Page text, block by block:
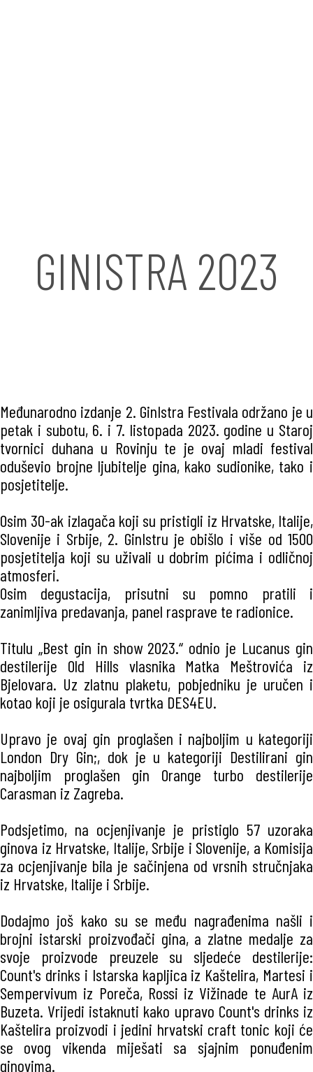
GINISTRA 2023
Međunarodno izdanje 2. GinIstra Festivala održano je u
petak i subotu, 6. i 7. listopada 2023. godine u Staroj
tvornici duhana u Rovinju te je ovaj mladi festival
oduševio brojne ljubitelje gina, kako sudionike, tako i
posjetitelje.
Osim 30-ak izlagača koji su pristigli iz Hrvatske, Italije,
Slovenije i Srbije, 2. GinIstru je obišlo i više od 1500
posjetitelja koji su uživali u dobrim pićima i odličnoj
atmosferi.
Osim degustacija, prisutni su pomno pratili i
zanimljiva predavanja, panel rasprave te radionice.
Titulu „Best gin in show 2023.“ odnio je Lucanus gin
destilerije Old Hills vlasnika Matka Meštrovića iz
Bjelovara. Uz zlatnu plaketu, pobjedniku je uručen i
kotao koji je osigurala tvrtka DES4EU.
Upravo je ovaj gin proglašen i najboljim u kategoriji
London Dry Gin;, dok je u kategoriji Destilirani gin
najboljim proglašen gin Orange turbo destilerije
Carasman iz Zagreba.
Podsjetimo, na ocjenjivanje je pristiglo 57 uzoraka
ginova iz Hrvatske, Italije, Srbije i Slovenije, a Komisija
za ocjenjivanje bila je sačinjena od vrsnih stručnjaka
iz Hrvatske, Italije i Srbije.
Dodajmo još kako su se među nagrađenima našli i
brojni istarski proizvođači gina, a zlatne medalje za
svoje proizvode preuzele su sljedeće destilerije:
Count's drinks i Istarska kapljica iz Kaštelira, Martesi i
Sempervivum iz Poreča, Rossi iz Vižinade te AurA iz
Buzeta. Vrijedi istaknuti kako upravo Count's drinks iz
Kaštelira proizvodi i jedini hrvatski craft tonic koji će
se ovog vikenda miješati sa sjajnim ponuđenim
ginovima.